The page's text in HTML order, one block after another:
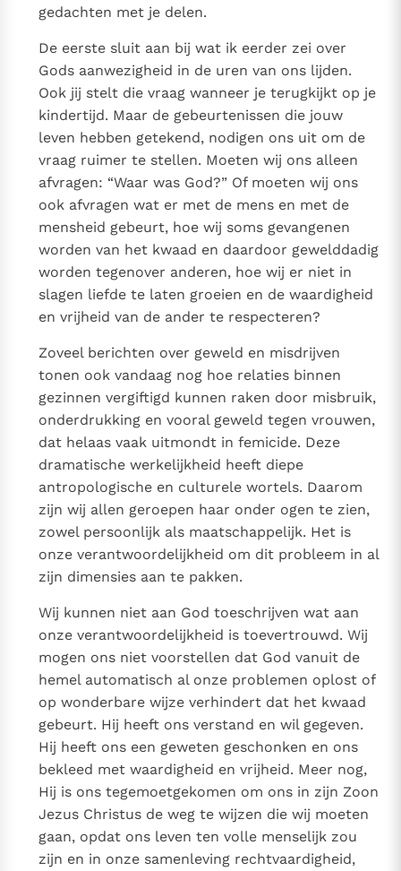
gedachten met je delen.
De eerste sluit aan bij wat ik eerder zei over
Gods aanwezigheid in de uren van ons lijden.
Ook jij stelt die vraag wanneer je terugkijkt op je
kindertijd. Maar de gebeurtenissen die jouw
leven hebben getekend, nodigen ons uit om de
vraag ruimer te stellen. Moeten wij ons alleen
afvragen: “Waar was God?” Of moeten wij ons
ook afvragen wat er met de mens en met de
mensheid gebeurt, hoe wij soms gevangenen
worden van het kwaad en daardoor gewelddadig
worden tegenover anderen, hoe wij er niet in
slagen liefde te laten groeien en de waardigheid
en vrijheid van de ander te respecteren?
Zoveel berichten over geweld en misdrijven
tonen ook vandaag nog hoe relaties binnen
gezinnen vergiftigd kunnen raken door misbruik,
onderdrukking en vooral geweld tegen vrouwen,
dat helaas vaak uitmondt in femicide. Deze
dramatische werkelijkheid heeft diepe
antropologische en culturele wortels. Daarom
zijn wij allen geroepen haar onder ogen te zien,
zowel persoonlijk als maatschappelijk. Het is
onze verantwoordelijkheid om dit probleem in al
zijn dimensies aan te pakken.
Wij kunnen niet aan God toeschrijven wat aan
onze verantwoordelijkheid is toevertrouwd. Wij
mogen ons niet voorstellen dat God vanuit de
hemel automatisch al onze problemen oplost of
op wonderbare wijze verhindert dat het kwaad
gebeurt. Hij heeft ons verstand en wil gegeven.
Hij heeft ons een geweten geschonken en ons
bekleed met waardigheid en vrijheid. Meer nog,
Hij is ons tegemoetgekomen om ons in zijn Zoon
Jezus Christus de weg te wijzen die wij moeten
gaan, opdat ons leven ten volle menselijk zou
zijn en in onze samenleving rechtvaardigheid,